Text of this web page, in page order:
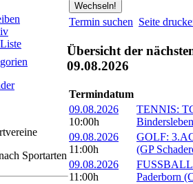
Sportarten
Termin suchen Seite
Übersicht der
09.08.2026
Termindatum
09.08.2026
10:00h
TENNIS:
09.08.2026
11:00h
GOLF:
(GP
09.08.2026
11:00h
Paderborn